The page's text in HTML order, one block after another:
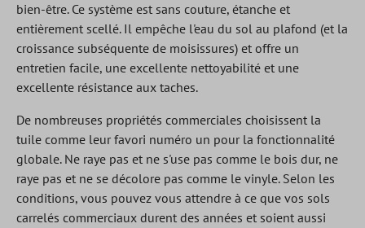
bien-être. Ce système est sans couture, étanche et
entièrement scellé. Il empêche l'eau du sol au plafond (et la
croissance subséquente de moisissures) et offre un
entretien facile, une excellente nettoyabilité et une
excellente résistance aux taches.
De nombreuses propriétés commerciales choisissent la
tuile comme leur favori numéro un pour la fonctionnalité
globale. Ne raye pas et ne s'use pas comme le bois dur, ne
raye pas et ne se décolore pas comme le vinyle. Selon les
conditions, vous pouvez vous attendre à ce que vos sols
carrelés commerciaux durent des années et soient aussi